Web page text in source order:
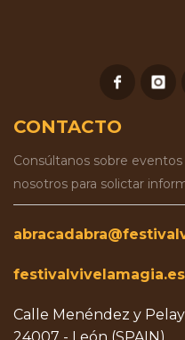
CONTACTO
Consúltanos sobre
nosotros para solictar
festivalvivelamagia.es
Calle Menéndez y